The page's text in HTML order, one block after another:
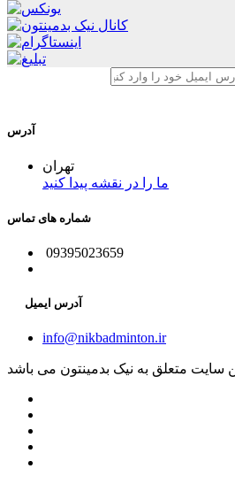
آدرس
تهران
ما را در نقشه پیدا کنید
شماره های تماس
09395023659
آدرس ایمیل
info@nikbadminton.ir